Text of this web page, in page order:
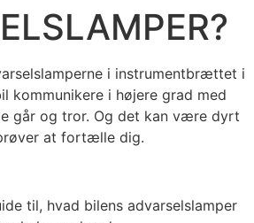
i instrumentbrættet i
kommunikere i højere grad med
går og tror. Og det kan være dyrt
at fortælle dig.
til, hvad bilens advarselslamper